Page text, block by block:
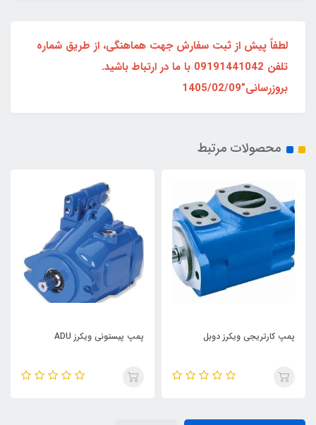
لطفاً پیش از ثبت سفارش جهت هماهنگی، از طریق شماره
تلفن 09191441042 با ما در ارتباط باشید.
بروزرسانی”1405/02/09
محصولات مرتبط
پمپ کارتریجی ویکرز دوبل پمپ پیستونی ویکرز ADU